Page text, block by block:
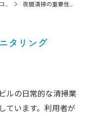
コラム 夜間清掃の重要性と定期モニタリング
タリング
ルの日常的な清掃業
ています。利用者が